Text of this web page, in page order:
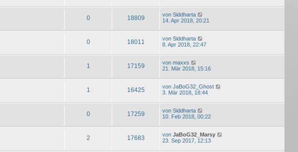
0 18809 von Siddharta
14. Apr 2018, 20:21
0 18011 von Siddharta
8. Apr 2018, 22:47
1 17159 von maxxs
21. Mär 2018, 15:16
1 16425 von JaBoG32_Ghost
3. Mär 2018, 18:44
0 17259 von Siddharta
10. Feb 2018, 00:22
2 17683 von JaBoG32_Marsy
23. Sep 2017, 12:13